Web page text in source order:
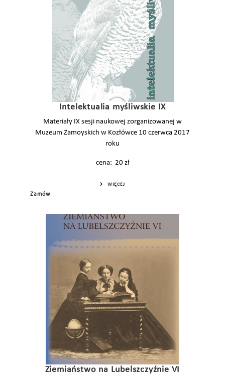
Intelektualia myśliwskie IX
Materiały IX sesji naukowej zorganizowanej w
Muzeum Zamoyskich w Kozłówce 10 czerwca 2017
roku
cena: 20 zł
WIĘCEJ
Zamów
Ziemiaństwo na Lubelszczyźnie VI